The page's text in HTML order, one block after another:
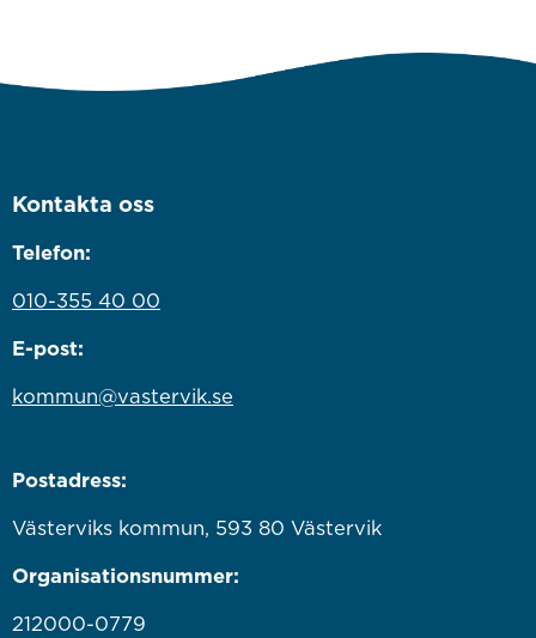
Kontakta oss
Telefon:
010-355 40 00
E-post:
kommun@vastervik.se
Postadress:
Västerviks kommun, 593 80 Västervik
Organisationsnummer:
212000-0779